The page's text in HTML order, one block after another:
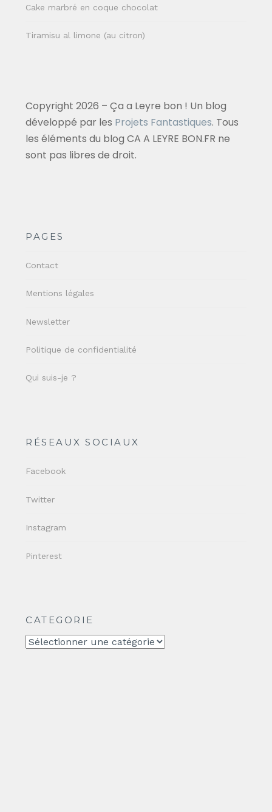
Cake marbré en coque chocolat
Tiramisu al limone (au citron)
Copyright 2026 – Ça a Leyre bon ! Un blog
développé par les Projets Fantastiques. Tous
les éléments du blog CA A LEYRE BON.FR ne
sont pas libres de droit.
PAGES
Contact
Mentions légales
Newsletter
Politique de confidentialité
Qui suis-je ?
RÉSEAUX SOCIAUX
Facebook
Twitter
Instagram
Pinterest
CATEGORIE
CATEGORIE